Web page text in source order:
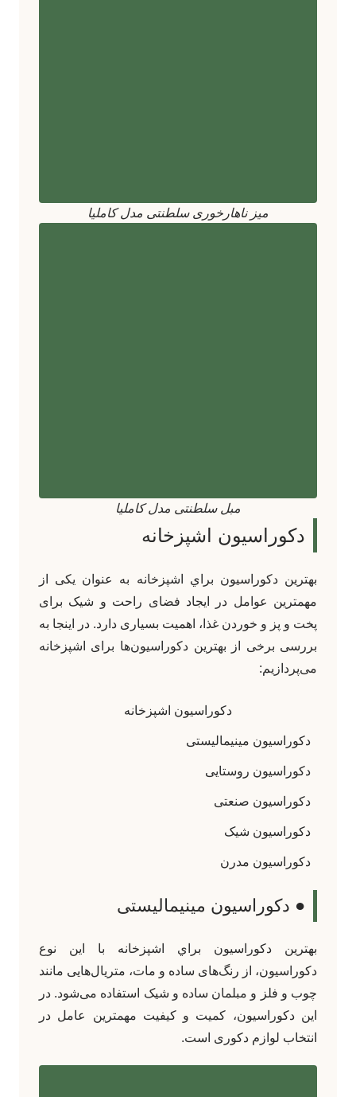
میز ناهارخوری سلطنتی مدل کاملیا
مبل سلطنتی مدل کاملیا
دکوراسیون اشپزخانه
بهترين دکوراسيون براي اشپزخانه به عنوان یکی از
مهمترین عوامل در ایجاد فضای راحت و شیک برای
پخت و پز و خوردن غذا، اهمیت بسیاری دارد. در اینجا به
بررسی برخی از بهترین دکوراسیون‌ها برای اشپزخانه
می‌پردازیم:
دکوراسیون اشپزخانه
دکوراسیون مینیمالیستی
دکوراسیون روستایی
دکوراسیون صنعتی
دکوراسیون شیک
دکوراسیون مدرن
● دکوراسیون مینیمالیستی
بهترين دکوراسيون براي اشپزخانه با این نوع
دکوراسیون، از رنگ‌های ساده و مات، متریال‌هایی مانند
چوب و فلز و مبلمان ساده و شیک استفاده می‌شود. در
این دکوراسیون، کمیت و کیفیت مهمترین عامل در
انتخاب لوازم دکوری است.